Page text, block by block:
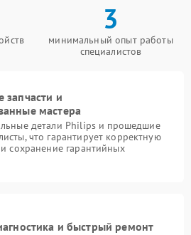
3
минимальный опыт работы
специалистов
запчасти и
мастера
детали Philips и прошедшие
что гарантирует корректную
сохранение гарантийных
и быстрый ремонт